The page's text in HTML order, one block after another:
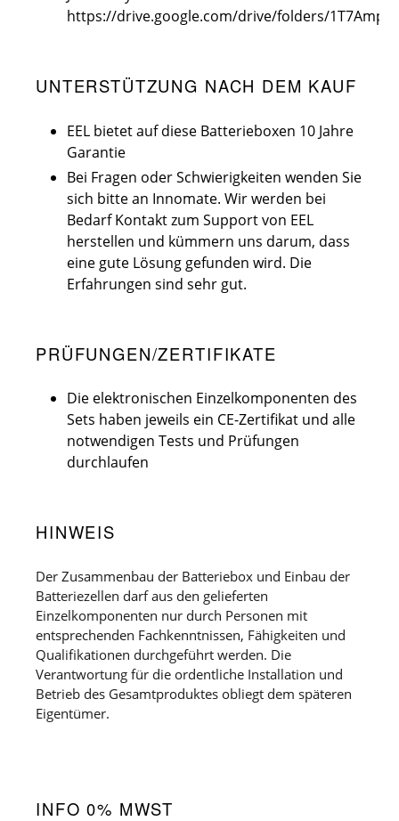
https://drive.google.com/drive/folders/
UNTERSTÜTZUNG NACH DEM KAUF
EEL bietet auf diese Batterieboxen 10 Jahre
Garantie
Bei Fragen oder Schwierigkeiten wenden Sie
sich bitte an Innomate. Wir werden bei
Bedarf Kontakt zum Support von EEL
herstellen und kümmern uns darum, dass
eine gute Lösung gefunden wird. Die
Erfahrungen sind sehr gut.
PRÜFUNGEN/ZERTIFIKATE
Die elektronischen Einzelkomponenten des
Sets haben jeweils ein CE-Zertifikat und alle
notwendigen Tests und Prüfungen
durchlaufen
HINWEIS
Der Zusammenbau der Batteriebox und Einbau der
Batteriezellen darf aus den gelieferten
Einzelkomponenten nur durch Personen mit
entsprechenden Fachkenntnissen, Fähigkeiten und
Qualifikationen durchgeführt werden. Die
Verantwortung für die ordentliche Installation und
Betrieb des Gesamtproduktes obliegt dem späteren
Eigentümer.
INFO 0% MWST